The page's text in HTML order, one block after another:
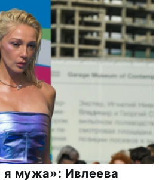
я мужа»: Ивлеева